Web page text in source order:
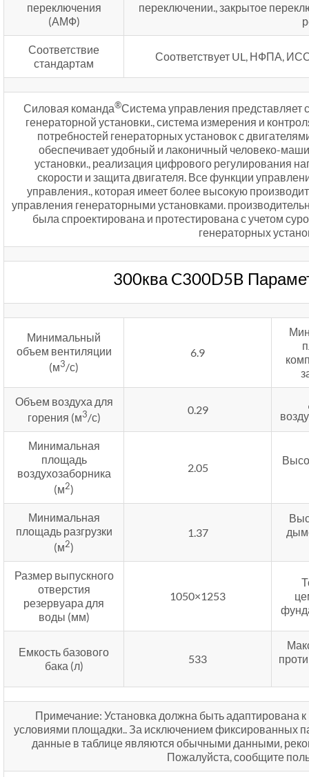
переключения
(АМФ)
переключении., закрытое
Соответствие
стандартам
Соответствует UL, НФПА,
Силовая команда®Система управления представляет
генераторной установки., система измерения и
потребностей генераторных установок с
обеспечивает удобный и лаконичный человеко-
установки., реализация цифрового регулирования
скорости и защита двигателя. Все функции
управления., которая имеет более высокую
управления генераторными установками.
была спроектирована и протестирована с учетом
генераторных
300ква C300D5B
Минимальный
объем вентиляции
(м3/с)
6.9
Объем воздуха для
горения (м3/с)
0.29
Минимальная
площадь
воздухозаборника
(м2)
2.05
Минимальная
площадь разгрузки
(м2)
1.37
Размер выпускного
отверстия
резервуара для
воды (мм)
1050×1253
Емкость базового
бака (л)
533
Примечание: Установка должна быть адаптирована
условиями площадки.. За исключением фиксированных
данные в таблице являются обычными данными,
Пожалуйста, сообщите